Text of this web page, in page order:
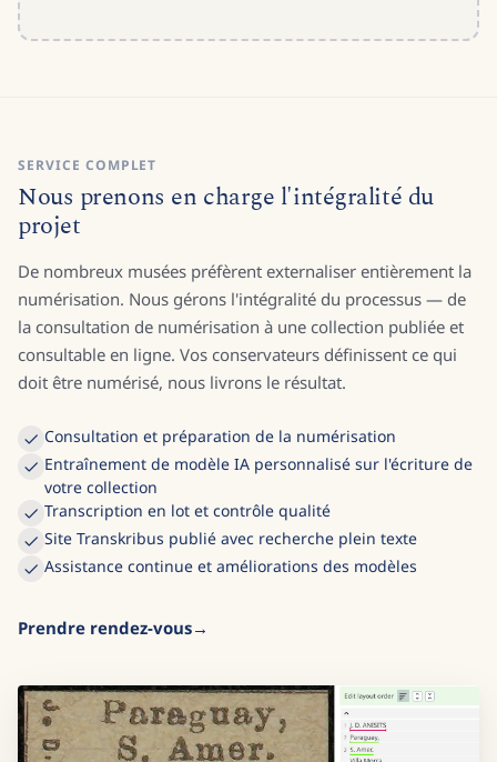
SERVICE COMPLET
Nous prenons en charge l'intégralité du
projet
De nombreux musées préfèrent externaliser entièrement la
numérisation. Nous gérons l'intégralité du processus — de
la consultation de numérisation à une collection publiée et
consultable en ligne. Vos conservateurs définissent ce qui
doit être numérisé, nous livrons le résultat.
Consultation et préparation de la numérisation
Entraînement de modèle IA personnalisé sur l'écriture de
votre collection
Transcription en lot et contrôle qualité
Site Transkribus publié avec recherche plein texte
Assistance continue et améliorations des modèles
Prendre rendez-vous